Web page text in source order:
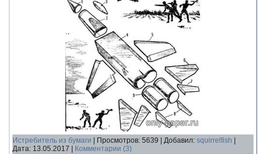
Истребитель из бумаги Просмотров: 5639 Добавил: squirrelfish
Дата: 13.05.2017 Комментарии (3)